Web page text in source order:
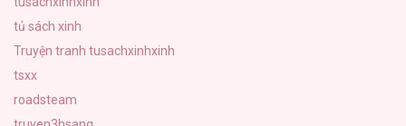
tủ sách xinh
Truyện tranh tusachxinhxinh
tsxx
roadsteam